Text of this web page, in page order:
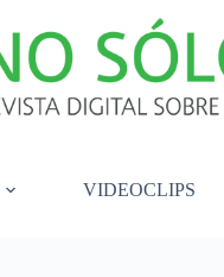
VIDEOCLIPS